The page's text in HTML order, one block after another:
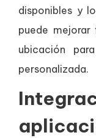
disponibles y
puede
ubicación
personalizada.